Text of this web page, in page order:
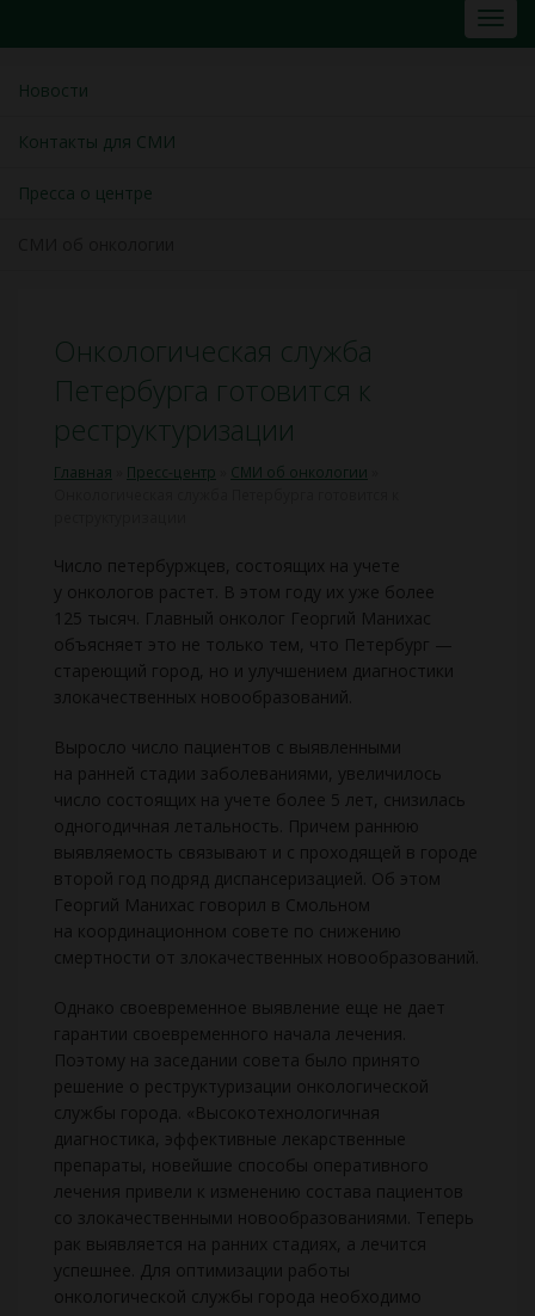
Новости
Контакты для СМИ
Пресса о центре
Онкологическая служба
Петербурга готовится к
реструктуризации
Главная Пресс-центр СМИ об онкологии
Число петербуржцев, состоящих на учете
у онкологов растет. В этом году их уже более
125 тысяч. Главный онколог Георгий Манихас
объясняет это не только тем, что Петербург —
стареющий город, но и улучшением диагностики
злокачественных новообразований.
Выросло число пациентов с выявленными
на ранней стадии заболеваниями, увеличилось
число состоящих на учете более 5 лет, снизилась
одногодичная летальность. Причем раннюю
выявляемость связывают и с проходящей в городе
второй год подряд диспансеризацией. Об этом
Георгий Манихас говорил в Смольном
на координационном совете по снижению
смертности от злокачественных новообразований.
Однако своевременное выявление еще не дает
гарантии своевременного начала лечения.
Поэтому на заседании совета было принято
решение о реструктуризации онкологической
службы города. «Высокотехнологичная
диагностика, эффективные лекарственные
препараты, новейшие способы оперативного
лечения привели к изменению состава пациентов
со злокачественными новообразованиями. Теперь
рак выявляется на ранних стадиях, а лечится
успешнее. Для оптимизации работы
онкологической службы города необходимо